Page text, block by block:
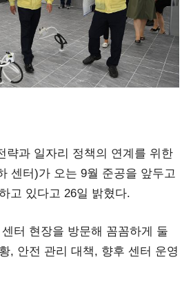
략과 일자리 정책의 연계를 위한
센터)가 오는 9월 준공을 앞두고
고 있다고 26일 밝혔다.
터 현장을 방문해 꼼꼼하게 둘
, 안전 관리 대책, 향후 센터 운영